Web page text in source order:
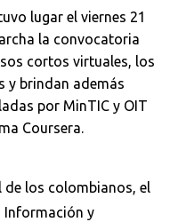
lugar el viernes 21
la convocatoria
cortos virtuales, los
y brindan además
por MinTIC y OIT
Coursera.
los colombianos, el
Información y